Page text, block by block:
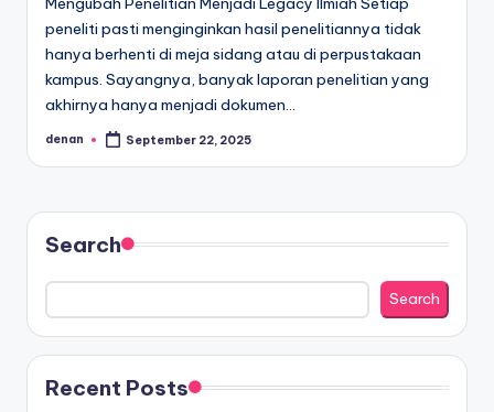
peneliti pasti menginginkan hasil penelitiannya tidak
hanya berhenti di meja sidang atau di perpustakaan
kampus. Sayangnya, banyak laporan penelitian yang
akhirnya hanya menjadi dokumen…
Posted
denan September 22, 2025
Search
Search
Recent Posts